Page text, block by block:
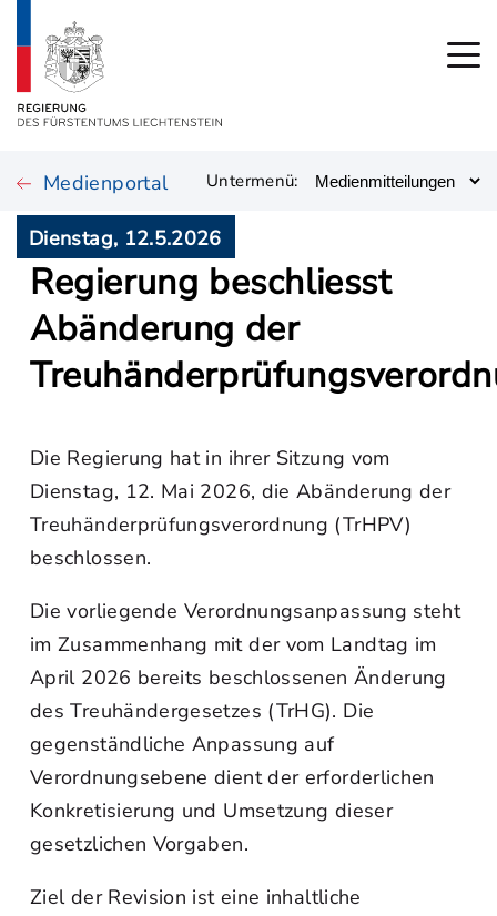
Medienportal Untermenü:
Dienstag, 12.5.2026
Regierung beschliesst
Abänderung der
Die Regierung hat in ihrer Sitzung vom
Dienstag, 12. Mai 2026, die Abänderung der
Treuhänderprüfungsverordnung (TrHPV)
beschlossen.
Die vorliegende Verordnungsanpassung steht
im Zusammenhang mit der vom Landtag im
April 2026 bereits beschlossenen Änderung
des Treuhändergesetzes (TrHG). Die
gegenständliche Anpassung auf
Verordnungsebene dient der erforderlichen
Konkretisierung und Umsetzung dieser
gesetzlichen Vorgaben.
Ziel der Revision ist eine inhaltliche